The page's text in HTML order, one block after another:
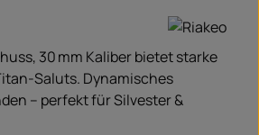
30 mm Kaliber bietet starke
Saluts. Dynamisches
– perfekt für Silvester &